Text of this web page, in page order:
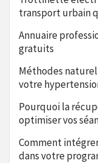
transport urbain
Annuaire
gratuits
Méthodes
votre
Pourquoi la
optimiser vos
Comment
dans votre